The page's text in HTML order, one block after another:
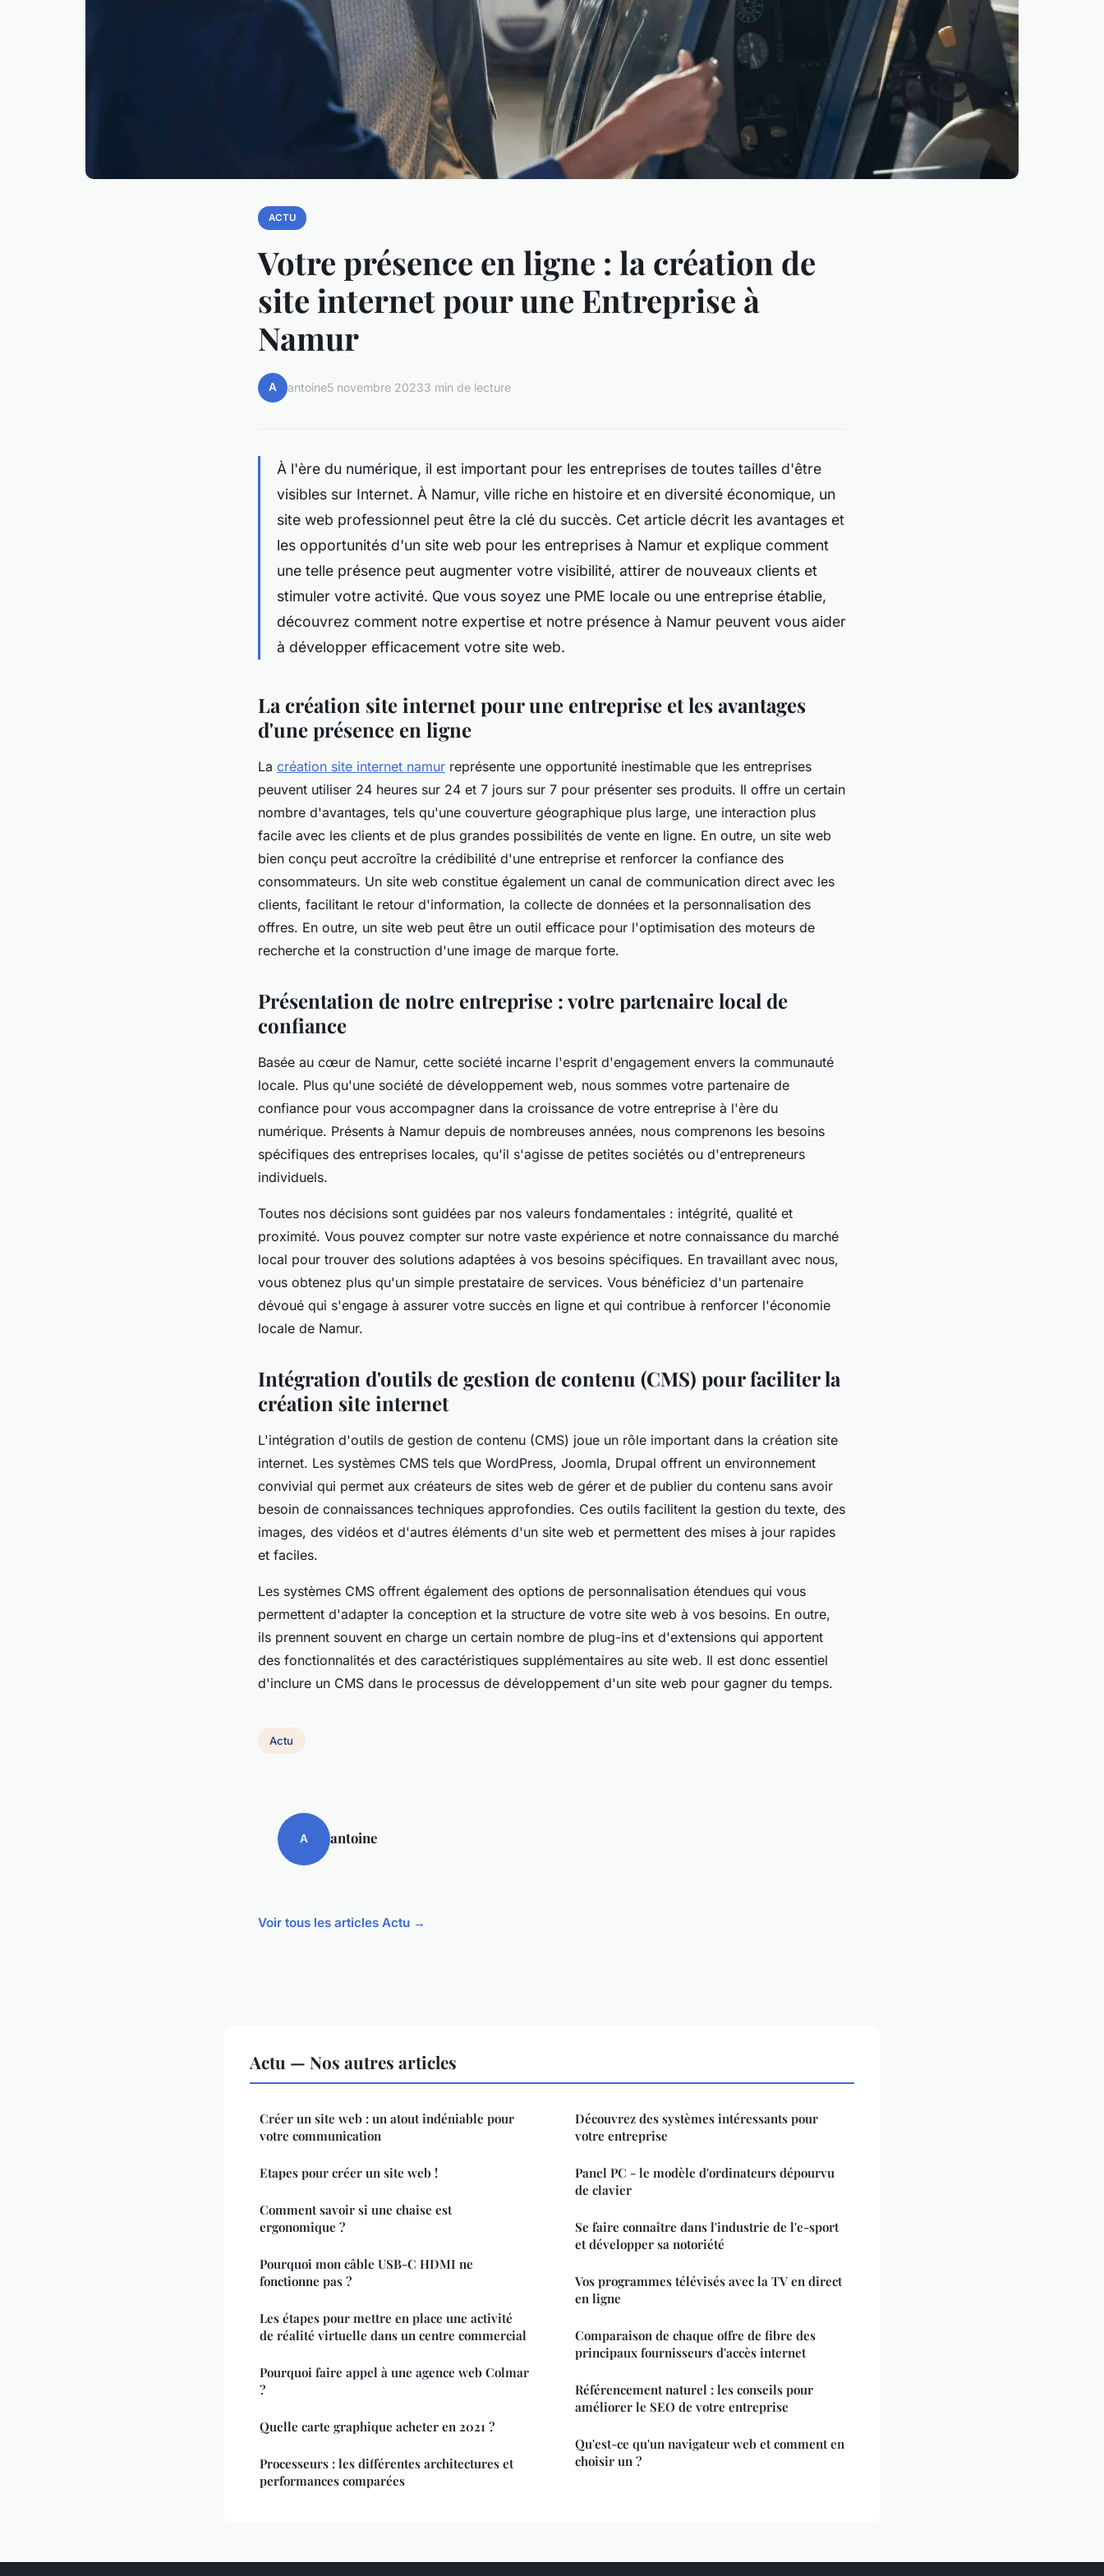
ACTU
Votre présence en ligne : la création de
site internet pour une Entreprise à
Namur
A antoine5 novembre 20233 min de lecture
À l'ère du numérique, il est important pour les entreprises de toutes tailles d'être
visibles sur Internet. À Namur, ville riche en histoire et en diversité économique, un
site web professionnel peut être la clé du succès. Cet article décrit les avantages et
les opportunités d'un site web pour les entreprises à Namur et explique comment
une telle présence peut augmenter votre visibilité, attirer de nouveaux clients et
stimuler votre activité. Que vous soyez une PME locale ou une entreprise établie,
découvrez comment notre expertise et notre présence à Namur peuvent vous aider
à développer efficacement votre site web.
La création site internet pour une entreprise et les avantages
d'une présence en ligne
La création site internet namur représente une opportunité inestimable que les entreprises
peuvent utiliser 24 heures sur 24 et 7 jours sur 7 pour présenter ses produits. Il offre un certain
nombre d'avantages, tels qu'une couverture géographique plus large, une interaction plus
facile avec les clients et de plus grandes possibilités de vente en ligne. En outre, un site web
bien conçu peut accroître la crédibilité d'une entreprise et renforcer la confiance des
consommateurs. Un site web constitue également un canal de communication direct avec les
clients, facilitant le retour d'information, la collecte de données et la personnalisation des
offres. En outre, un site web peut être un outil efficace pour l'optimisation des moteurs de
recherche et la construction d'une image de marque forte.
Présentation de notre entreprise : votre partenaire local de
confiance
Basée au cœur de Namur, cette société incarne l'esprit d'engagement envers la communauté
locale. Plus qu'une société de développement web, nous sommes votre partenaire de
confiance pour vous accompagner dans la croissance de votre entreprise à l'ère du
numérique. Présents à Namur depuis de nombreuses années, nous comprenons les besoins
spécifiques des entreprises locales, qu'il s'agisse de petites sociétés ou d'entrepreneurs
individuels.
Toutes nos décisions sont guidées par nos valeurs fondamentales : intégrité, qualité et
proximité. Vous pouvez compter sur notre vaste expérience et notre connaissance du marché
local pour trouver des solutions adaptées à vos besoins spécifiques. En travaillant avec nous,
vous obtenez plus qu'un simple prestataire de services. Vous bénéficiez d'un partenaire
dévoué qui s'engage à assurer votre succès en ligne et qui contribue à renforcer l'économie
locale de Namur.
Intégration d'outils de gestion de contenu (CMS) pour faciliter la
création site internet
L'intégration d'outils de gestion de contenu (CMS) joue un rôle important dans la création site
internet. Les systèmes CMS tels que WordPress, Joomla, Drupal offrent un environnement
convivial qui permet aux créateurs de sites web de gérer et de publier du contenu sans avoir
besoin de connaissances techniques approfondies. Ces outils facilitent la gestion du texte, des
images, des vidéos et d'autres éléments d'un site web et permettent des mises à jour rapides
et faciles.
Les systèmes CMS offrent également des options de personnalisation étendues qui vous
permettent d'adapter la conception et la structure de votre site web à vos besoins. En outre,
ils prennent souvent en charge un certain nombre de plug-ins et d'extensions qui apportent
des fonctionnalités et des caractéristiques supplémentaires au site web. Il est donc essentiel
d'inclure un CMS dans le processus de développement d'un site web pour gagner du temps.
Actu
A antoine
Voir tous les articles Actu →
Actu — Nos autres articles
Créer un site web : un atout indéniable pour
votre communication
Etapes pour créer un site web !
Comment savoir si une chaise est
ergonomique ?
Pourquoi mon câble USB-C HDMI ne
fonctionne pas ?
Les étapes pour mettre en place une activité
de réalité virtuelle dans un centre commercial
Pourquoi faire appel à une agence web Colmar
?
Quelle carte graphique acheter en 2021 ?
Processeurs : les différentes architectures et
performances comparées
Découvrez des systèmes intéressants pour
votre entreprise
Panel PC - le modèle d'ordinateurs dépourvu
de clavier
Se faire connaître dans l'industrie de l'e-sport
et développer sa notoriété
Vos programmes télévisés avec la TV en direct
en ligne
Comparaison de chaque offre de fibre des
principaux fournisseurs d'accès internet
Référencement naturel : les conseils pour
améliorer le SEO de votre entreprise
Qu'est-ce qu'un navigateur web et comment en
choisir un ?